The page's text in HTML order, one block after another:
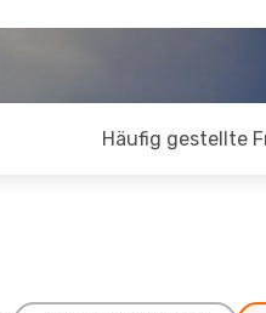
Häufig gestellte